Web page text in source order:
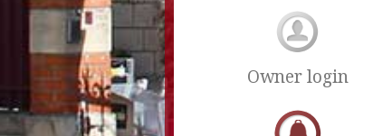
Owner login